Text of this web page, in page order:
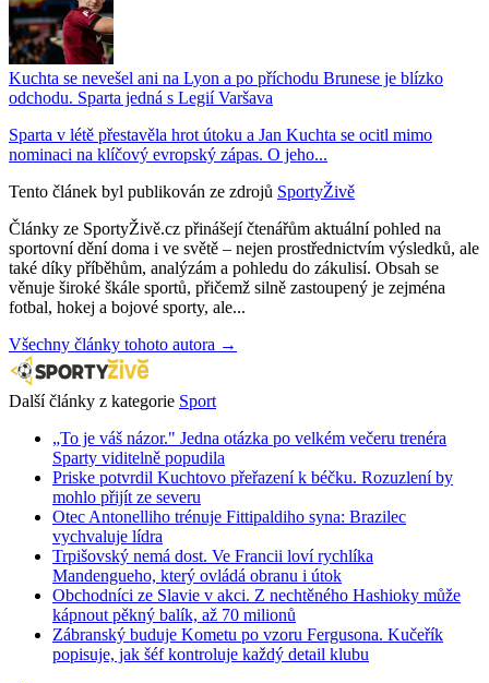
Kuchta se nevešel ani na Lyon a po příchodu Brunese je blízko
odchodu. Sparta jedná s Legií Varšava
Sparta v létě přestavěla hrot útoku a Jan Kuchta se ocitl mimo
nominaci na klíčový evropský zápas. O jeho...
Tento článek byl publikován ze zdrojů SportyŽivě
Články ze SportyŽivě.cz přinášejí čtenářům aktuální pohled na
sportovní dění doma i ve světě – nejen prostřednictvím výsledků, ale
také díky příběhům, analýzám a pohledu do zákulisí. Obsah se
věnuje široké škále sportů, přičemž silně zastoupený je zejména
fotbal, hokej a bojové sporty, ale...
Všechny články tohoto autora →
Další články z kategorie Sport
„To je váš názor." Jedna otázka po velkém večeru trenéra
Sparty viditelně popudila
Priske potvrdil Kuchtovo přeřazení k béčku. Rozuzlení by
mohlo přijít ze severu
Otec Antonelliho trénuje Fittipaldiho syna: Brazilec
vychvaluje lídra
Trpišovský nemá dost. Ve Francii loví rychlíka
Mandengueho, který ovládá obranu i útok
Obchodníci ze Slavie v akci. Z nechtěného Hashioky může
kápnout pěkný balík, až 70 milionů
Zábranský buduje Kometu po vzoru Fergusona. Kučeřík
popisuje, jak šéf kontroluje každý detail klubu